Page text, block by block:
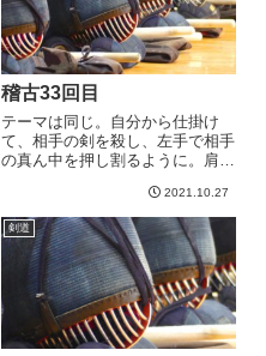
稽古33回目
テーマは同じ。自分から仕掛け
て、相手の剣を殺し、左手で相手
の真ん中を押し割るように。肩の
段先生も久々にみえられていまし
た。八段の先生2人に稽古つけて
いただけるというのはめちゃくち
ゃ贅沢なことですね^^そして二
2021.10.27
剣道